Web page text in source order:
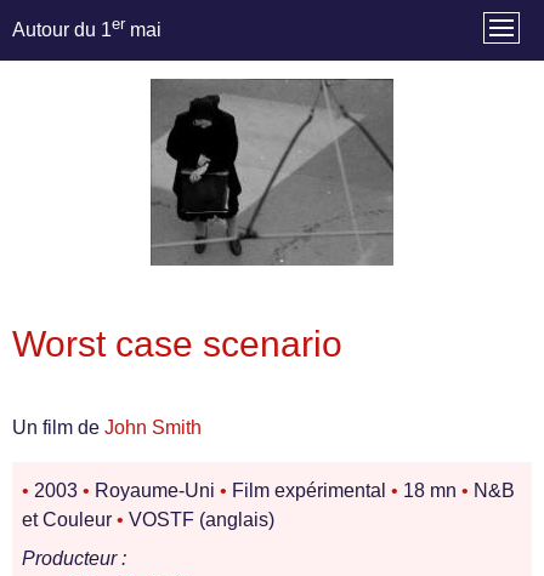
Autour du 1er mai
Worst case scenario
Un film de John Smith
• 2003 • Royaume-Uni • Film expérimental • 18 mn • N&B
et Couleur • VOSTF (anglais)
Producteur :